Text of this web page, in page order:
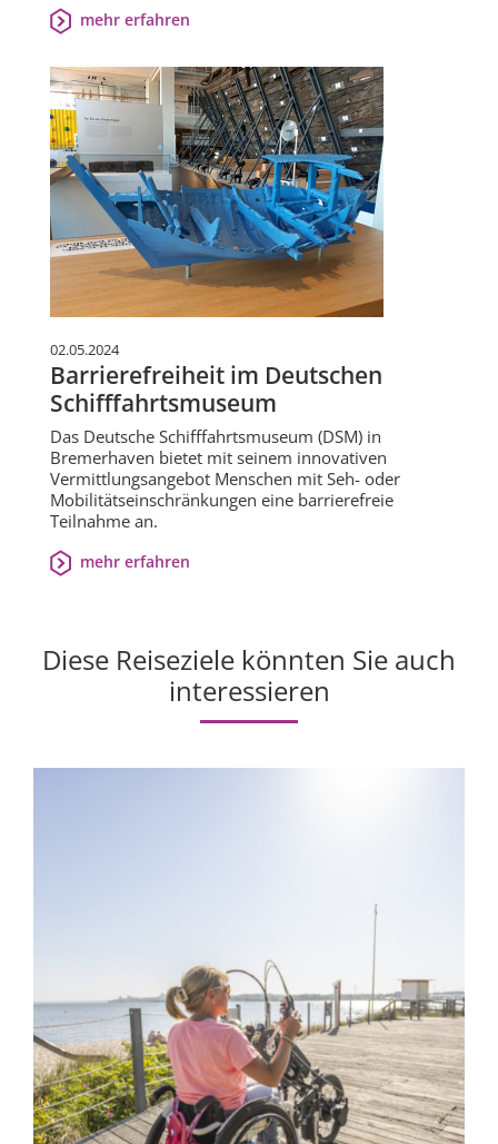
mehr erfahren
02.05.2024
Barrierefreiheit im Deutschen
Schifffahrtsmuseum
Das Deutsche Schifffahrtsmuseum (DSM) in
Bremerhaven bietet mit seinem innovativen
Vermittlungsangebot Menschen mit Seh- oder
Mobilitätseinschränkungen eine barrierefreie
Teilnahme an.
mehr erfahren
Diese Reiseziele könnten Sie auch
interessieren